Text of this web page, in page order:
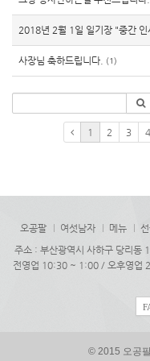
2018년 2월 1일 일기장 "중간
사장님 축하드립니다. (1)
1 2 3 4
오공팔 여섯남자 메뉴
주소 : 부산광역시 사하구 당리
전영업 10:30 ~ 1:00 / 오후영업
© 2015 오공